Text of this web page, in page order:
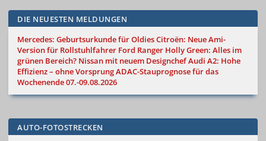
DIE NEUESTEN MELDUNGEN
Mercedes: Geburtsurkunde für OldiesCitroën: Neue Ami-
Version für Rollstuhlfahrer Ford Ranger Holly Green: Alles im
grünen Bereich? Nissan mit neuem DesignchefAudi A2: Hohe
Effizienz – ohne VorsprungADAC-Stauprognose für das
Wochenende 07.-09.08.2026
AUTO-FOTOSTRECKEN